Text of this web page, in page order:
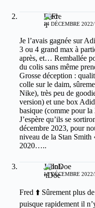
Fred
14 DÉCEMBRE
Je l’avais gagnée sur
3 ou 4 grand max à
après, et… Remballée
du colis sans même
Grosse déception :
colle sur le daim,
Nike), très peu de
version) et une box
basique (comme pour
J’espère qu’ils se
décembre 2023, pour
niveau de la Stan Smith
2020…..
JohnDoe
16 DÉCEMBRE
Fred ⬆️ Sûrement plus
puisque rapidement il